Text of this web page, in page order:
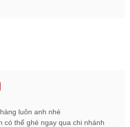
luôn anh nhé
có thể ghé ngay qua chi nhánh